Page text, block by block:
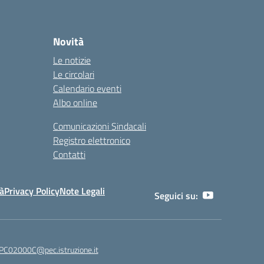
Novità
Le notizie
Le circolari
Calendario eventi
Albo online
Comunicazioni Sindacali
Registro elettronico
Contatti
Privacy PolicyNote Legali Seguici su: